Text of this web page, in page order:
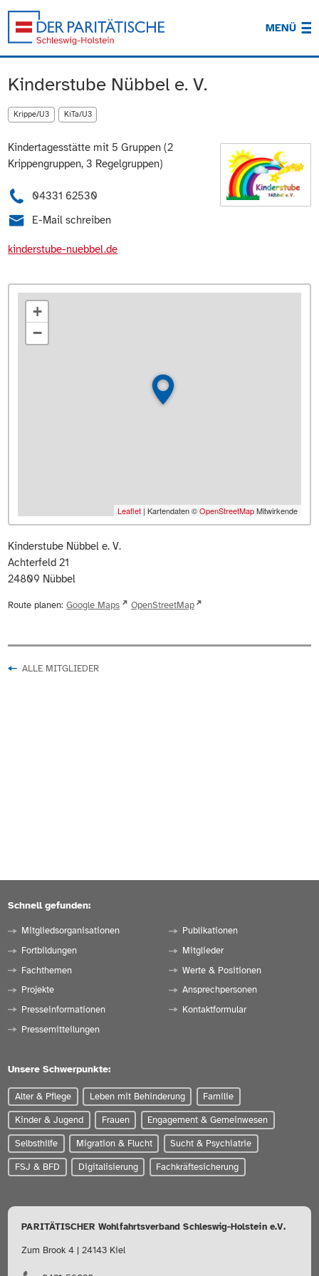
MENÜ
Kinderstube Nübbel e. V.
Krippe/U3 KiTa/U3
Kindertagesstätte mit 5 Gruppen (2
Krippengruppen, 3 Regelgruppen)
04331 62530
E-Mail schreiben
kinderstube-nuebbel.de
+
−
Leaflet | Kartendaten ©OpenStreetMapMitwirkende
Kinderstube Nübbel e. V.
Achterfeld 21
24809 Nübbel
Route planen: Google Maps OpenStreetMap
ALLE MITGLIEDER
Schnell gefunden:
Mitgliedsorganisationen
Fortbildungen
Fachthemen
Projekte
Presseinformationen
Pressemitteilungen
Publikationen
Mitglieder
Werte & Positionen
Ansprechpersonen
Kontaktformular
Unsere Schwerpunkte:
Alter & Pflege Leben mit Behinderung Familie
Kinder & Jugend Frauen Engagement & Gemeinwesen
Selbsthilfe Migration & Flucht Sucht & Psychiatrie
FSJ & BFD Digitalisierung Fachkräftesicherung
PARITÄTISCHER Wohlfahrtsverband Schleswig-Holstein e.V.
Zum Brook 4 | 24143 Kiel